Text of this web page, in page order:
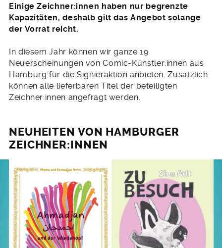
Einige Zeichner:innen haben nur begrenzte
Kapazitäten, deshalb gilt das Angebot solange
der Vorrat reicht.
In diesem Jahr können wir ganze 19
Neuerscheinungen von Comic-Künstler:innen aus
Hamburg für die Signieraktion anbieten. Zusätzlich
können alle lieferbaren Titel der beteiligten
Zeichner:innen angefragt werden.
NEUHEITEN VON HAMBURGER
ZEICHNER:INNEN